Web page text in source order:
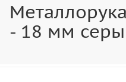
- 18 мм